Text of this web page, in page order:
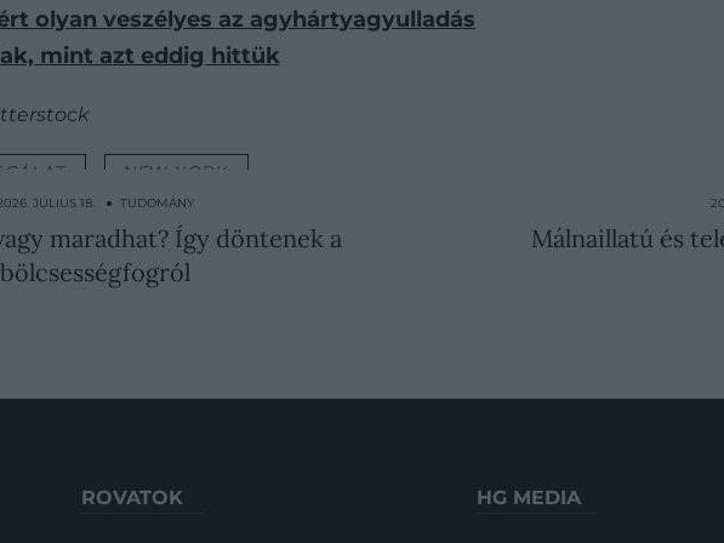
olyan veszélyes az agyhártyagyulladás
mint azt eddig hittük
NEW YORK
JÚLIUS 18. ● TUDOMÁNY
maradhat? Így döntenek a
bölcsességfogról
Málnaillatú és
ROVATOK HG MEDIA